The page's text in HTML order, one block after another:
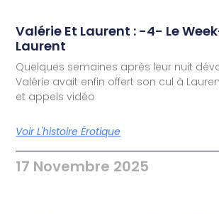
Valérie Et Laurent : -4- Le
Laurent
Quelques semaines après leur nuit
Valérie avait enfin offert son cul à
et appels vidéo
Voir L'histoire Érotique
17 Novembre 2025